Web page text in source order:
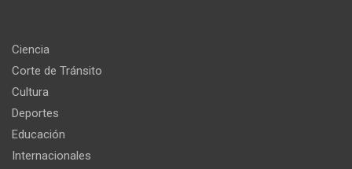
Ciencia
Corte de Tránsito
Cultura
Deportes
Educación
Internacionales